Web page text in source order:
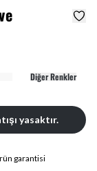
Diğer Renkler
yasaktır.
garantisi